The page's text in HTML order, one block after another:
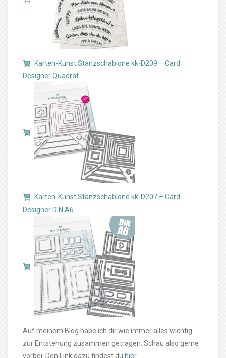
Karten-Kunst Stanzschablone kk-D209 – Card
Designer Quadrat
Karten-Kunst Stanzschablone kk-D207 – Card
Designer DIN A6
Auf meinem Blog habe ich dir wie immer alles wichtig
zur Entstehung zusammen getragen. Schau also gerne
vorbei. Den Link dazu findest du hier.